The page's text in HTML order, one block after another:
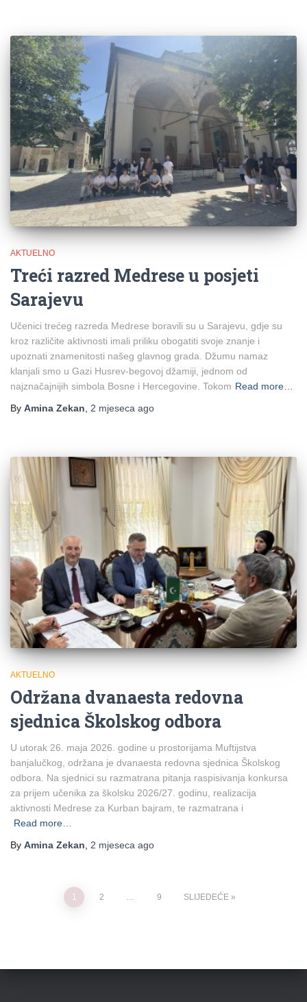
AKTUELNO
Treći razred Medrese u posjeti
Sarajevu
Učenici trećeg razreda Medrese boravili su u Sarajevu, gdje su
kroz različite aktivnosti imali priliku obogatiti svoje znanje i
upoznati znamenitosti našeg glavnog grada. Džumu namaz
klanjali smo u Gazi Husrev-begovoj džamiji, jednom od
najznačajnijih simbola Bosne i Hercegovine. Tokom Read more…
By Amina Zekan, 2 mjeseca ago
AKTUELNO
Održana dvanaesta redovna
sjednica Školskog odbora
U utorak 26. maja 2026. godine u prostorijama Muftijstva
banjalučkog, održana je dvanaesta redovna sjednica Školskog
odbora. Na sjednici su razmatrana pitanja raspisivanja konkursa
za prijem učenika za školsku 2026/27. godinu, realizacija
aktivnosti Medrese za Kurban bajram, te razmatrana i
Read more…
By Amina Zekan 2 mjeseca ago
1 2 … 9 SLIJEDEĆE